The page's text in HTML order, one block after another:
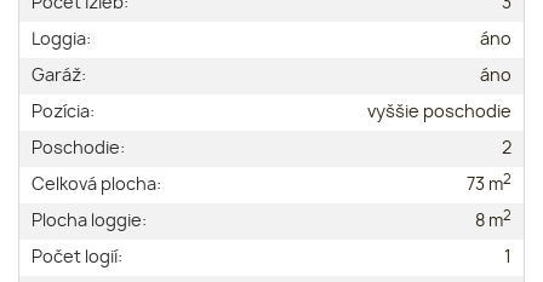
Loggia:
áno
Garáž:
áno
Pozícia:
vyššie poschodie
Poschodie:
2
Celková plocha:
73 m2
Plocha loggie: 8 m2
Počet logií: 1